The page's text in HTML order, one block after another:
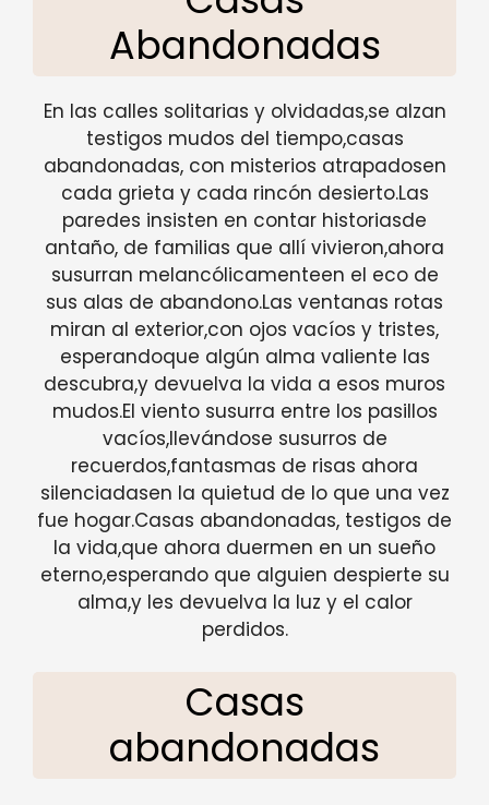
Abandonadas
En las calles solitarias y olvidadas,se alzan
testigos mudos del tiempo,casas
abandonadas, con misterios atrapadosen
cada grieta y cada rincón desierto.Las
paredes insisten en contar historiasde
antaño, de familias que allí vivieron,ahora
susurran melancólicamenteen el eco de
sus alas de abandono.Las ventanas rotas
miran al exterior,con ojos vacíos y tristes,
esperandoque algún alma valiente las
descubra,y devuelva la vida a esos muros
mudos.El viento susurra entre los pasillos
vacíos,llevándose susurros de
recuerdos,fantasmas de risas ahora
silenciadasen la quietud de lo que una vez
fue hogar.Casas abandonadas, testigos de
la vida,que ahora duermen en un sueño
eterno,esperando que alguien despierte su
alma,y les devuelva la luz y el calor
perdidos.
Casas
abandonadas